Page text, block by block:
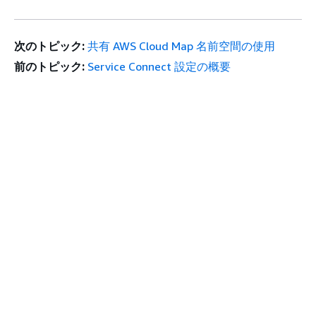
次のトピック: 共有 AWS Cloud Map 名前空間の使用
前のトピック: Service Connect 設定の概要